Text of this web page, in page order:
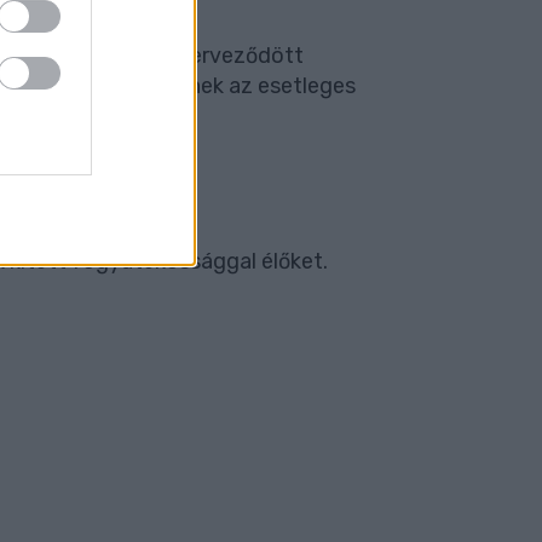
döntései ellen szerveződött
mert félnek az esetleges
ALÓL!
kitett fogyatékossággal élőket.